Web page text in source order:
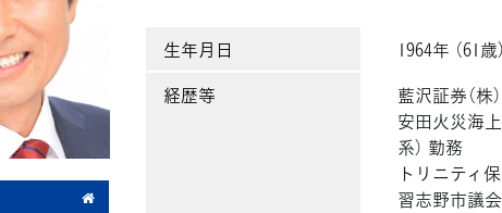
生年月日
1964年 （61歳）
経歴等
藍沢証券（株
安田火災海上
系） 勤務
トリニティ
習志野市議